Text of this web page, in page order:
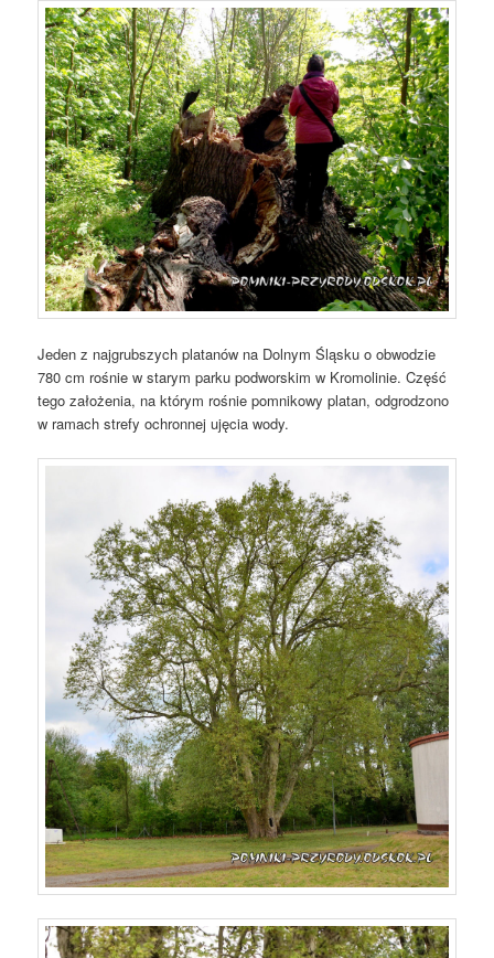
Jeden z najgrubszych platanów na Dolnym Śląsku o obwodzie
780 cm rośnie w starym parku podworskim w Kromolinie. Część
tego założenia, na którym rośnie pomnikowy platan, odgrodzono
w ramach strefy ochronnej ujęcia wody.